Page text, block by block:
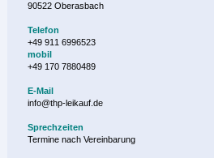
90522 Oberasbach
Telefon
+49 911 6996523
mobil
+49 170 7880489
E-Mail
info@thp-leikauf.de
Sprechzeiten
Termine nach Vereinbarung